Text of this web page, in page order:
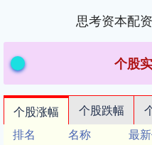
思考资本配
个股
个股涨幅 个股跌幅
排名
名称 最